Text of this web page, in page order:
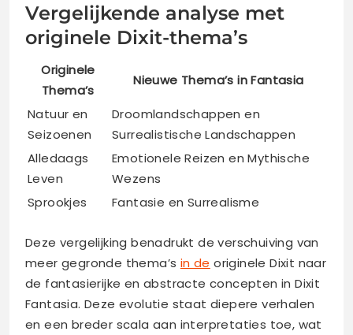
Vergelijkende analyse met
originele Dixit-thema’s
Originele
Thema’s
Nieuwe Thema’s in Fantasia
Natuur en
Seizoenen
Droomlandschappen en
Surrealistische Landschappen
Alledaags
Leven
Emotionele Reizen en Mythische
Wezens
Sprookjes
Fantasie en Surrealisme
Deze vergelijking benadrukt de verschuiving van
meer gegronde thema’s in de originele Dixit naar
de fantasierijke en abstracte concepten in Dixit
Fantasia. Deze evolutie staat diepere verhalen
en een breder scala aan interpretaties toe, wat